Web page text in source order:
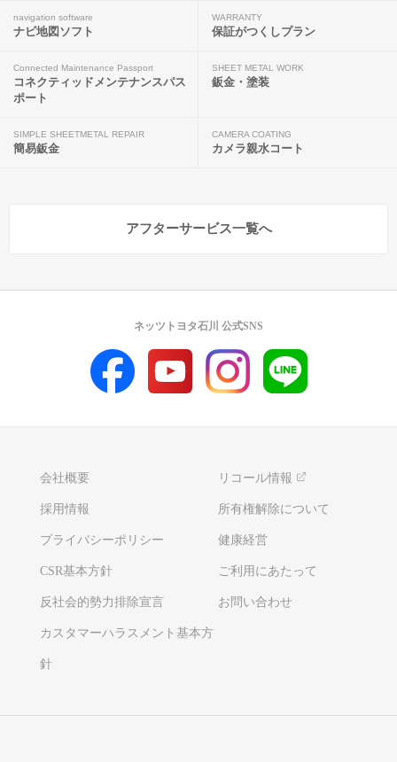
navigation software
ナビ地図ソフト
WARRANTY
保証がつくしプラン
Connected Maintenance Passport
コネクティッドメンテナンスパス
ポート
SHEET METAL WORK
鈑金・塗装
SIMPLE SHEETMETAL REPAIR
簡易鈑金
CAMERA COATING
カメラ親水コート
アフターサービス一覧へ
会社概要 リコール情報
採用情報 所有権解除について
プライバシーポリシー 健康経営
CSR基本方針 ご利用にあたって
反社会的勢力排除宣言 お問い合わせ
カスタマーハラスメント基本方
針
ネッツトヨタ石川 公式SNS